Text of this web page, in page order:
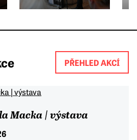
PŘEHLED AKCÍ
Macka | výstava